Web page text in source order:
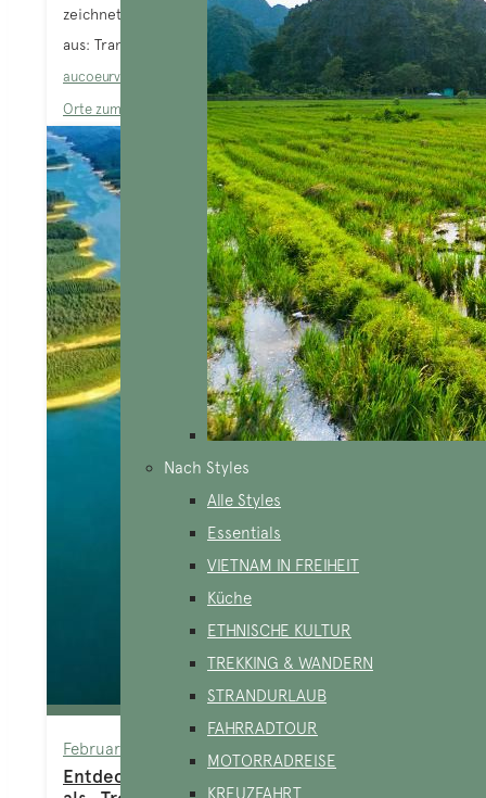
Nach Styles
Alle Styles
Essentials
VIETNAM IN FREIHEIT
Küche
ETHNISCHE KULTUR
TREKKING & WANDERN
STRANDURLAUB
FAHRRADTOUR
MOTORRADREISE
KREUZFAHRT
zeichnet sich durch drei unumgängliche Reiseziele
aus: Trang An, Tam Coc und...
aucoeurvietnam-admin Blog, Ninh Binh , Nordvietnam ,
Orte zum Erkunden
February 25, 2025
Entdecke Top 5 Reiseziele in Vietnam, die